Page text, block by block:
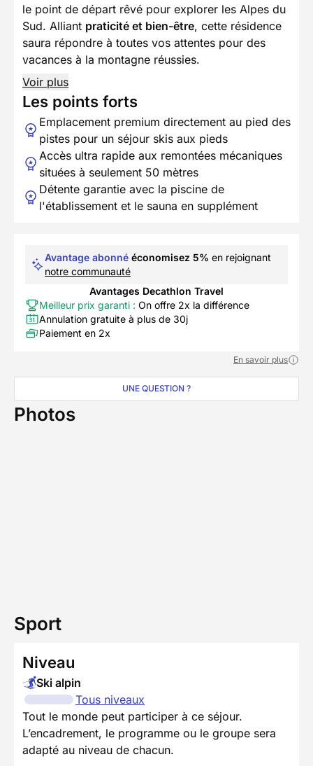
le point de départ rêvé pour explorer les Alpes du
Sud. Alliant praticité et bien-être, cette résidence
saura répondre à toutes vos attentes pour des
vacances à la montagne réussies.
Voir plus
Les points forts
Emplacement premium directement au pied des
pistes pour un séjour skis aux pieds
Accès ultra rapide aux remontées mécaniques
situées à seulement 50 mètres
Détente garantie avec la piscine de
l'établissement et le sauna en supplément
Avantage abonné économisez 5% en rejoignant
notre communauté
Avantages Decathlon Travel
Meilleur prix garanti : On offre 2x la différence
Annulation gratuite à plus de 30j
Paiement en 2x
En savoir plus
UNE QUESTION ?
Photos
Sport
Niveau
Ski alpin
Tous niveaux
Tout le monde peut participer à ce séjour.
L’encadrement, le programme ou le groupe sera
adapté au niveau de chacun.